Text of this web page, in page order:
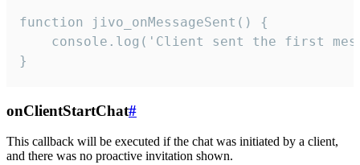
function jivo_onMessageSent() {
console.log('Client sent the first
}
onClientStartChat#
This callback will be executed if the chat was initiated by a client,
and there was no proactive invitation shown.